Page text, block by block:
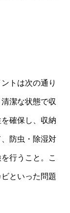
トは次の通り
潔な状態で収
確保し、収納
防虫・除湿対
行うこと。こ
といった問題